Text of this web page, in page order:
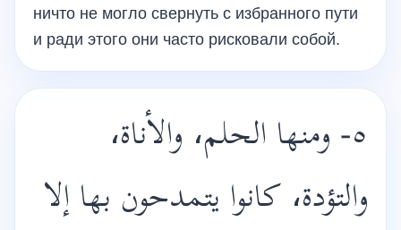
ничто не могло свернуть с избранного пути
и ради этого они часто рисковали собой.
٥- ومنها الحلم، والأناة،
والتؤدة، كانوا يتمدحون بها إلا